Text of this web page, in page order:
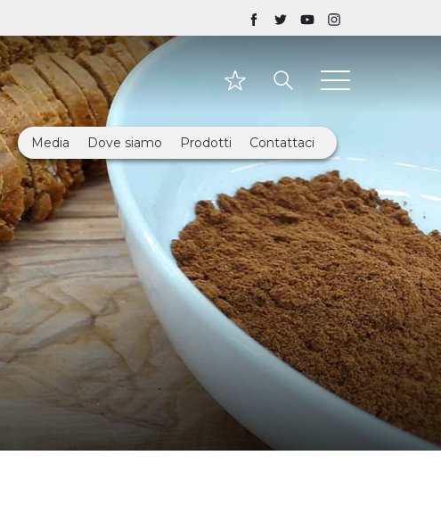
Media Dove siamo Prodotti Contattaci